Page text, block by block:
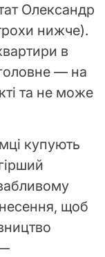
Олександр
нижче).
в
— на
та не може
купують
щоб